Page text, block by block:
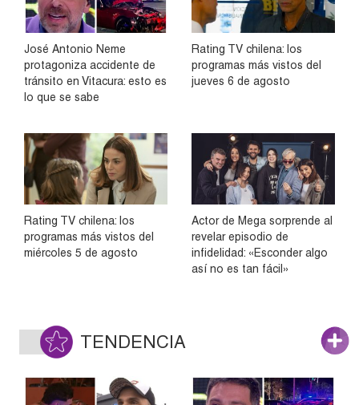
José Antonio Neme
protagoniza accidente de
tránsito en Vitacura: esto es
lo que se sabe
Rating TV chilena: los
programas más vistos del
jueves 6 de agosto
Rating TV chilena: los
programas más vistos del
miércoles 5 de agosto
Actor de Mega sorprende al
revelar episodio de
infidelidad: «Esconder algo
así no es tan fácil»
TENDENCIA